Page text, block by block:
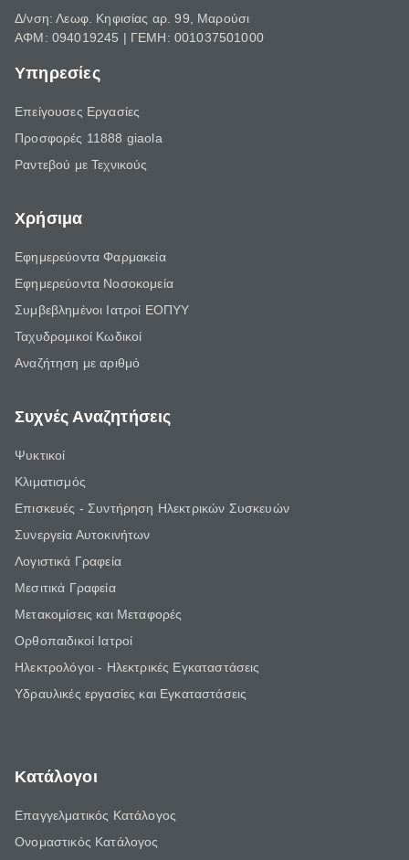
Δ/νση: Λεωφ. Κηφισίας αρ. 99, Μαρούσι
ΑΦΜ: 094019245 | ΓΕΜΗ: 001037501000
Υπηρεσίες
Επείγουσες Εργασίες
Προσφορές 11888 giaola
Ραντεβού με Τεχνικούς
Χρήσιμα
Εφημερεύοντα Φαρμακεία
Εφημερεύοντα Νοσοκομεία
Συμβεβλημένοι Ιατροί ΕΟΠΥΥ
Ταχυδρομικοί Κωδικοί
Αναζήτηση με αριθμό
Συχνές Αναζητήσεις
Ψυκτικοί
Κλιματισμός
Επισκευές - Συντήρηση Ηλεκτρικών Συσκευών
Συνεργεία Αυτοκινήτων
Λογιστικά Γραφεία
Μεσιτικά Γραφεία
Μετακομίσεις και Μεταφορές
Ορθοπαιδικοί Ιατροί
Ηλεκτρολόγοι - Ηλεκτρικές Εγκαταστάσεις
Υδραυλικές εργασίες και Εγκαταστάσεις
Κατάλογοι
Επαγγελματικός Κατάλογος
Ονομαστικός Κατάλογος